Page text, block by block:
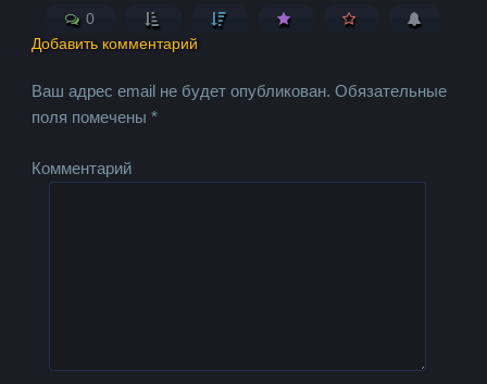
0
Добавить комментарий
Ваш адрес email не будет опубликован. Обязательные
поля помечены*
Комментарий